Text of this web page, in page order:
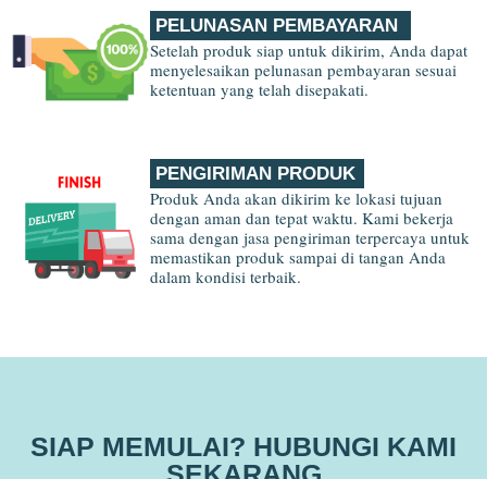
PELUNASAN PEMBAYARAN
Setelah produk siap untuk dikirim, Anda dapat
menyelesaikan pelunasan pembayaran sesuai
ketentuan yang telah disepakati.
PENGIRIMAN ‎PRODUK
Produk Anda akan dikirim ke lokasi tujuan
dengan aman dan tepat waktu. Kami bekerja
sama dengan jasa pengiriman terpercaya untuk
memastikan produk sampai di tangan Anda
dalam kondisi terbaik.
SIAP MEMULAI? HUBUNGI KAMI